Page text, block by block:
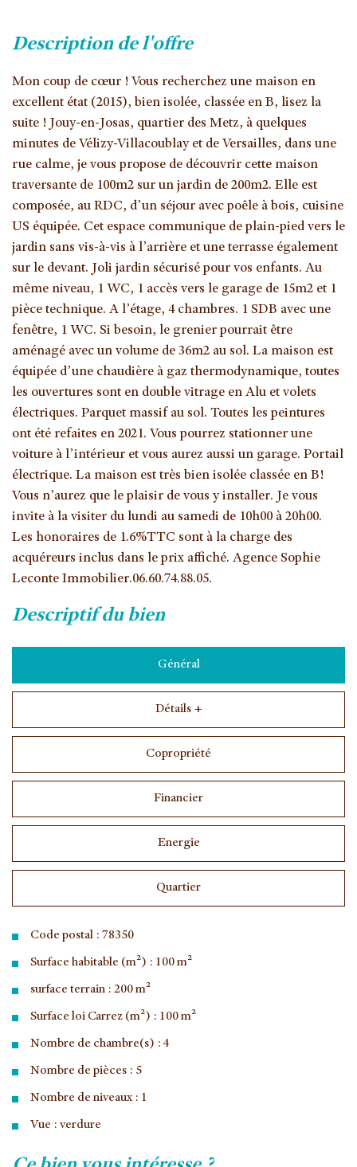
description de l'offre
Mon coup de cœur ! Vous recherchez une maison en
excellent état (2015), bien isolée, classée en B, lisez la
suite ! Jouy-en-Josas, quartier des Metz, à quelques
minutes de Vélizy-Villacoublay et de Versailles, dans une
rue calme, je vous propose de découvrir cette maison
traversante de 100m2 sur un jardin de 200m2. Elle est
composée, au RDC, d’un séjour avec poêle à bois, cuisine
US équipée. Cet espace communique de plain-pied vers le
jardin sans vis-à-vis à l’arrière et une terrasse également
sur le devant. Joli jardin sécurisé pour vos enfants. Au
même niveau, 1 WC, 1 accès vers le garage de 15m2 et 1
pièce technique. A l’étage, 4 chambres. 1 SDB avec une
fenêtre, 1 WC. Si besoin, le grenier pourrait être
aménagé avec un volume de 36m2 au sol. La maison est
équipée d’une chaudière à gaz thermodynamique, toutes
les ouvertures sont en double vitrage en Alu et volets
électriques. Parquet massif au sol. Toutes les peintures
ont été refaites en 2021. Vous pourrez stationner une
voiture à l’intérieur et vous aurez aussi un garage. Portail
électrique. La maison est très bien isolée classée en B!
Vous n’aurez que le plaisir de vous y installer. Je vous
invite à la visiter du lundi au samedi de 10h00 à 20h00.
Les honoraires de 1.6%TTC sont à la charge des
acquéreurs inclus dans le prix affiché. Agence Sophie
Leconte Immobilier.06.60.74.88.05.
descriptif du bien
Général
Détails +
Copropriété
Financier
Energie
Quartier
Code postal : 78350
Surface habitable (m²) : 100 m²
surface terrain : 200 m²
Surface loi Carrez (m²) : 100 m²
Nombre de chambre(s) : 4
Nombre de pièces : 5
Nombre de niveaux : 1
Vue : verdure
la ville de jouy-en-josas (78350)